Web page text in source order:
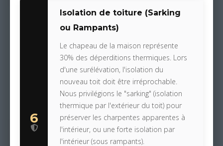
6
Isolation de toiture (Sarking
ou Rampants)
Le chapeau de la maison représente
30% des déperditions thermiques. Lors
d'une surélévation, l'isolation du
nouveau toit doit être irréprochable.
Nous privilégions le "sarking" (isolation
thermique par l'extérieur du toit) pour
préserver les charpentes apparentes à
l'intérieur, ou une forte isolation par
l'intérieur (sous rampants).